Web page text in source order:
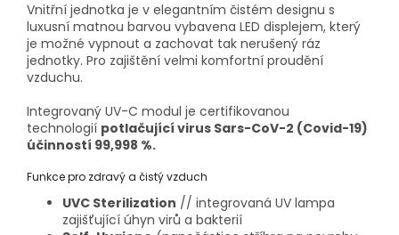
Vnitřní jednotka je v elegantním čistém designu s
luxusní matnou barvou vybavena LED displejem, který
je možné vypnout a zachovat tak nerušený ráz
jednotky. Pro zajištění velmi komfortní proudění
vzduchu.
Integrovaný UV-C modul je certifikovanou
technologií potlačující virus Sars-CoV-2 (Covid-19)
účinností 99,998 %.
Funkce pro zdravý a čistý vzduch
UVC Sterilization // integrovaná UV lampa
zajišťující úhyn virů a bakterií